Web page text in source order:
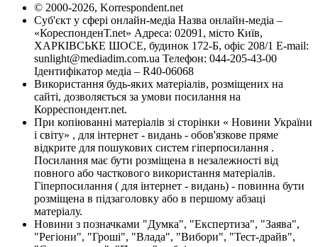
© 2000-2026, Korrespondent.net
Суб'єкт у сфері онлайн-медіа Назва онлайн-медіа –
«КореспонденТ.net» Адреса: 02091, місто Київ,
ХАРКІВСЬКЕ ШОСЕ, будинок 172-Б, офіс 208/1 E-mail:
sunlight@mediadim.com.ua Телефон: 044-205-43-00
Ідентифікатор медіа – R40-06068
Використання будь-яких матеріалів, розміщених на
сайті, дозволяється за умови посилання на
Корреспондент.net.
При копіюванні матеріалів зі сторінки « Новини України
і світу» , для інтернет - видань - обов'язкове пряме
відкрите для пошукових систем гіперпосилання .
Посилання має бути розміщена в незалежності від
повного або часткового використання матеріалів.
Гіперпосилання ( для інтернет - видань) - повинна бути
розміщена в підзаголовку або в першому абзаці
матеріалу.
Новини з позначками "Думка", "Експертиза", "Заява",
"Регіони", "Гроші", "Влада", "Вибори", "Тест-драйв",